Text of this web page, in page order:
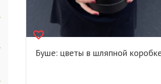
Буше: цветы в шляпной